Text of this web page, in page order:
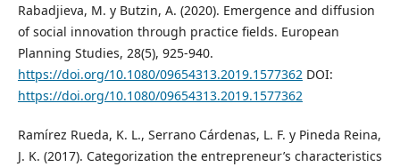
Rabadjieva, M. y Butzin, A. (2020). Emergence and diffusion
of social innovation through practice fields. European
Planning Studies, 28(5), 925-940.
https://doi.org/10.1080/09654313.2019.1577362 DOI:
https://doi.org/10.1080/09654313.2019.1577362
Ramírez Rueda, K. L., Serrano Cárdenas, L. F. y Pineda Reina,
J. K. (2017). Categorization the entrepreneur’s characteristics